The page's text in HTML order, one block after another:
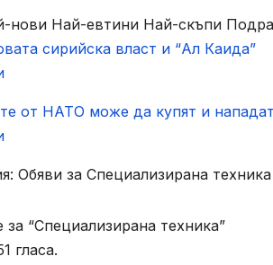
нови Най-евтини Най-скъпи
сирийска власт и “Ал Каида”
от НАТО може да купят и
Обяви за Специализирана техника
“Специализирана техника”
гласа.